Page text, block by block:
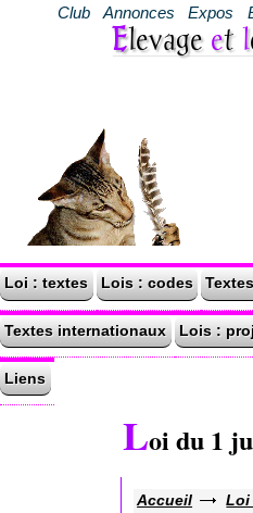
Club Annonces Expos
Elevage et l
Loi : textes Lois : codes
Textes internationaux Lois :
Liens
Loi du 1
Accueil Loi